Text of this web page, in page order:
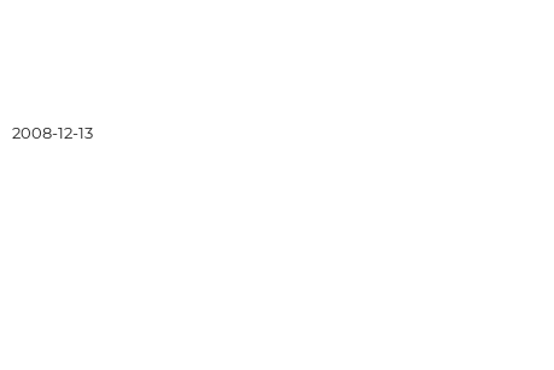
2008-12-13